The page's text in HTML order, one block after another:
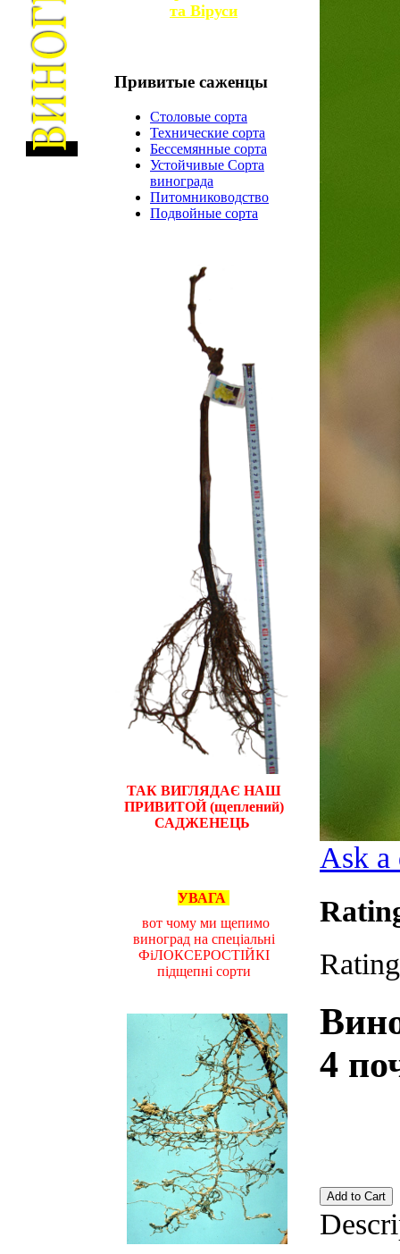
та Віруси
Привитые саженцы
Столовые сорта
Технические сорта
Бессемянные сорта
Устойчивые Сорта
винограда
Питомниководство
Подвойные сорта
ТАК ВИГЛЯДАЄ НАШ
ПРИВИТОЙ (щеплений)
САДЖЕНЕЦЬ
УВАГА
вот чому ми щепимо
виноград на спеціальні
ФіЛОКСЕРОСТІЙКІ
підщепні сорти
Ask a
4